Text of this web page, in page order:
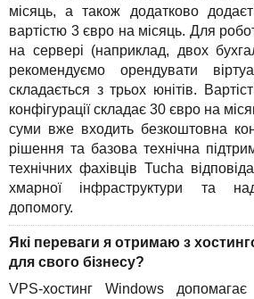
місяць, а також додатково
вартістю 3 євро на місяць. Для
на сервері (наприклад, двох
рекомендуємо орендувати
складається з трьох юнітів.
конфігурації складає 30 євро на
суми вже входить безкоштовна
рішення та базова технічна
технічних фахівців Tucha
хмарної інфраструктури та
допомогу.
Які переваги я отримаю з
для свого бізнесу?
VPS-хостинг Windows допомагає